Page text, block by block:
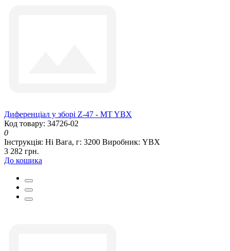
Диференціал у зборі Z-47 - MT YBX
Код товару: 34726-02
0
Інструкція: Ні Вага, г: 3200 Виробник: YBX
3 282 грн.
До кошика